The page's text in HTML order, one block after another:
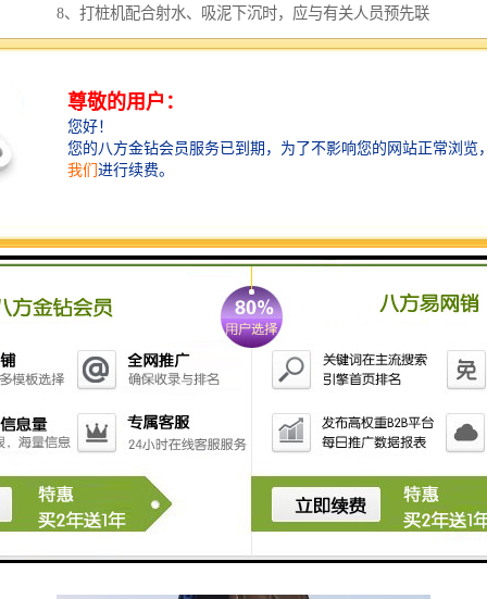
8、打桩机配合射水、吸泥下沉时，应与有关人员预先联
系，并在工作中互相关照。
带。
10、下沉过程中，严禁进行机械的保养、维护工作。
六、打桩机停止工作后，应立即切断电源，并对打桩机
七、打桩机长期停用，应入库保管，电动机要做好防潮
挖机液压打桩机的能量传递效率能够达到70%~95%，打
桩控量准确，能实现不同地层的打桩作业；挖机打桩机
在高速铁路、公路软地基处理，填海及桥梁、码头工
的应用，挖机打桩机公众号智造大观。其性能优越，采
用液压动力站为液压动力源，通过振动箱产生高频振
动，使桩体轻松打入土层，具有噪声小，效率高、不损
伤桩柱等优点。液压打桩机在减少噪声，震动和噪音方
面有很好的表现，特别适合城市施工需要。